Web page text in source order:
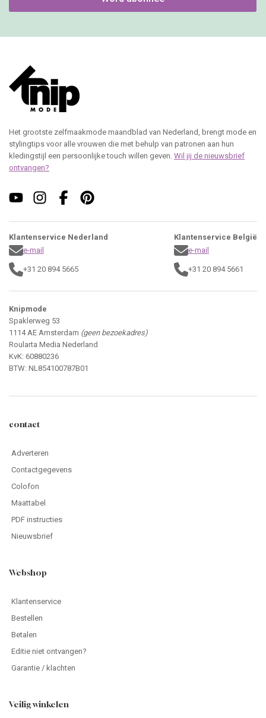
Het grootste zelfmaakmode maandblad van Nederland, brengt mode en
stylingtips voor alle vrouwen die met behulp van patronen aan hun
kledingstijl een persoonlijke touch willen geven. Wil jij de nieuwsbrief
ontvangen?
Klantenservice Nederland
e-mail
+31 20 894 5665
Klantenservice België
e-mail
+31 20 894 5661
Knipmode
Spaklerweg 53
1114 AE Amsterdam (geen bezoekadres)
Roularta Media Nederland
KvK: 60880236
BTW: NL854100787B01
contact
Adverteren
Contactgegevens
Colofon
Maattabel
PDF instructies
Nieuwsbrief
Webshop
Klantenservice
Bestellen
Betalen
Editie niet ontvangen?
Garantie / klachten
Veilig winkelen